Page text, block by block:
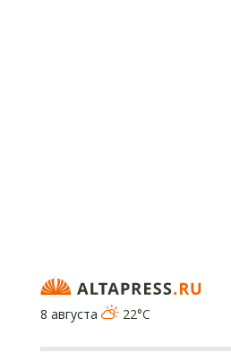
8 августа
22°C